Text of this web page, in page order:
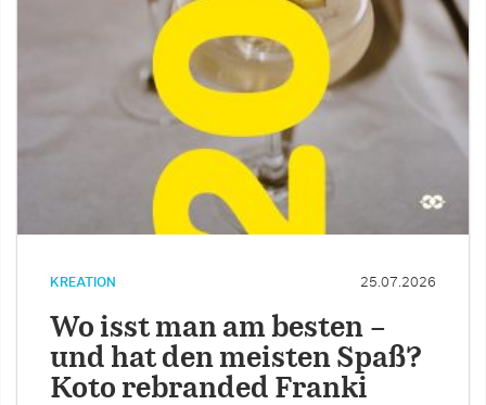
KREATION 25.07.2026
Wo isst man am besten –
und hat den meisten Spaß?
Koto rebranded Franki